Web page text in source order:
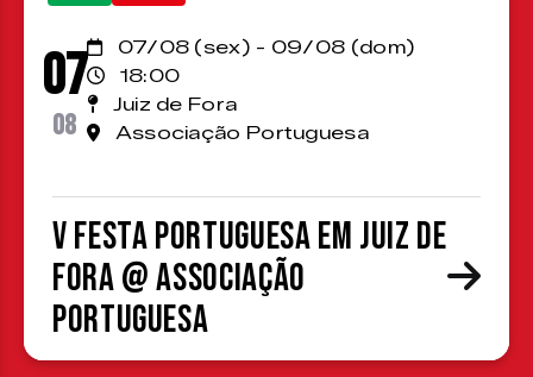
07
08
07/08 (sex) - 09/08 (dom)
18:00
Juiz de Fora
Associação Portuguesa
V Festa Portuguesa em Juiz de
Fora @ Associação
Portuguesa